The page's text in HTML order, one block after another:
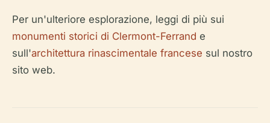
Per un'ulteriore esplorazione, leggi di più sui
monumenti storici di Clermont-Ferrand e
sull'architettura rinascimentale francese sul nostro
sito web.